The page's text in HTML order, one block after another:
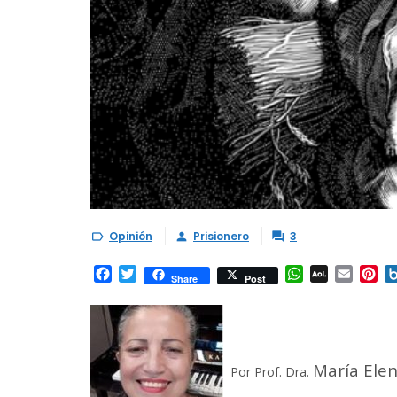
 Opinión  Prisionero  3
Facebook
TwitterShare Post WhatsApp
AOL Email
Por Prof. Dra. María